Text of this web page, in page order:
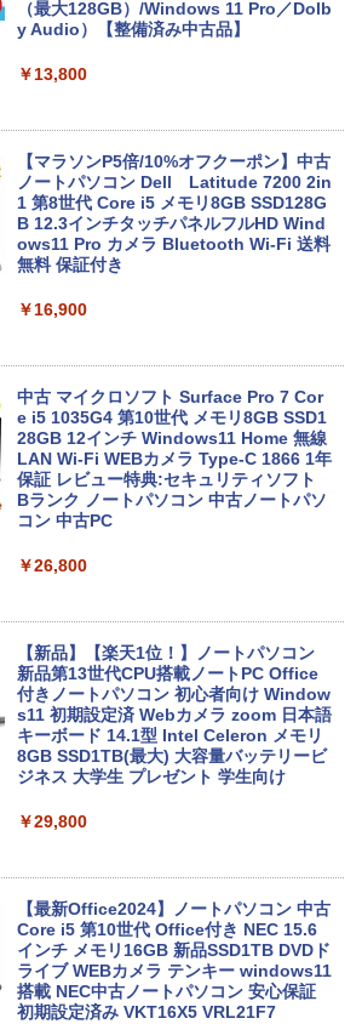
Anker Soundcore P31i ピンク
￥5,990
Anker Soundcore Liberty 5 ディープブルー
￥14,990
るーとゅーす コードレス ENCノイズキャン
セリング 自動ペアリング Type-C充電 マイク
付き 防水 タッチ式音量調整 スポーツ/通勤/通
学/WEB会議(ホワイト)
￥1,964
Xiaomi シャオミ REDMI Buds 8 Lite ワイヤ
￥3,480
￥250
￥250
On My Road (Stadium ver.)
￥250
On My Road (Stadium ver.)
￥250
ET ラベルレス ×8本
￥1,117
強炭酸水 ペットボトル 500ミリリットル (Sm
【Amazon.co.jp限定】 伊藤園 磨かれて、澄
みきった日本の水 2L 8本 ラベルレス [ ケース
] [ 水 ] [ ペットボトル ] [ 箱買い ] [ ストック
] [ 水分補給 ]
￥998
￥832
￥594
HUNTER×HUNTER モノクロ版 39 (ジャンプ
スーパーの裏でヤニ吸うふたり 9巻 (デジタル
版ビッグガンガンコミックス)
￥810
（最大128GB）/Windows 11 Pro／Dolb
y Audio）【整備済み中古品】
￥13,800
【マラソンP5倍/10%オフクーポン】中古
ノートパソコン Dell Latitude 7200 2in
1 第8世代 Core i5 メモリ8GB SSD128G
B 12.3インチタッチパネルフルHD Wind
ows11 Pro カメラ Bluetooth Wi-Fi 送料
無料 保証付き
￥16,900
中古 マイクロソフト Surface Pro 7 Cor
e i5 1035G4 第10世代 メモリ8GB SSD1
28GB 12インチ Windows11 Home 無線
LAN Wi-Fi WEBカメラ Type-C 1866 1年
保証 レビュー特典:セキュリティソフト
Bランク ノートパソコン 中古ノートパソ
コン 中古PC
￥26,800
【新品】【楽天1位！】ノートパソコン
新品第13世代CPU搭載ノートPC Office
付きノートパソコン 初心者向け Window
s11 初期設定済 Webカメラ zoom 日本語
キーボード 14.1型 Intel Celeron メモリ
8GB SSD1TB(最大) 大容量バッテリービ
ジネス 大学生 プレゼント 学生向け
￥29,800
【最新Office2024】ノートパソコン 中古
Core i5 第10世代 Office付き NEC 15.6
インチ メモリ16GB 新品SSD1TB DVDド
ライブ WEBカメラ テンキー windows11
搭載 NEC中古ノートパソコン 安心保証
初期設定済み VKT16X5 VRL21F7